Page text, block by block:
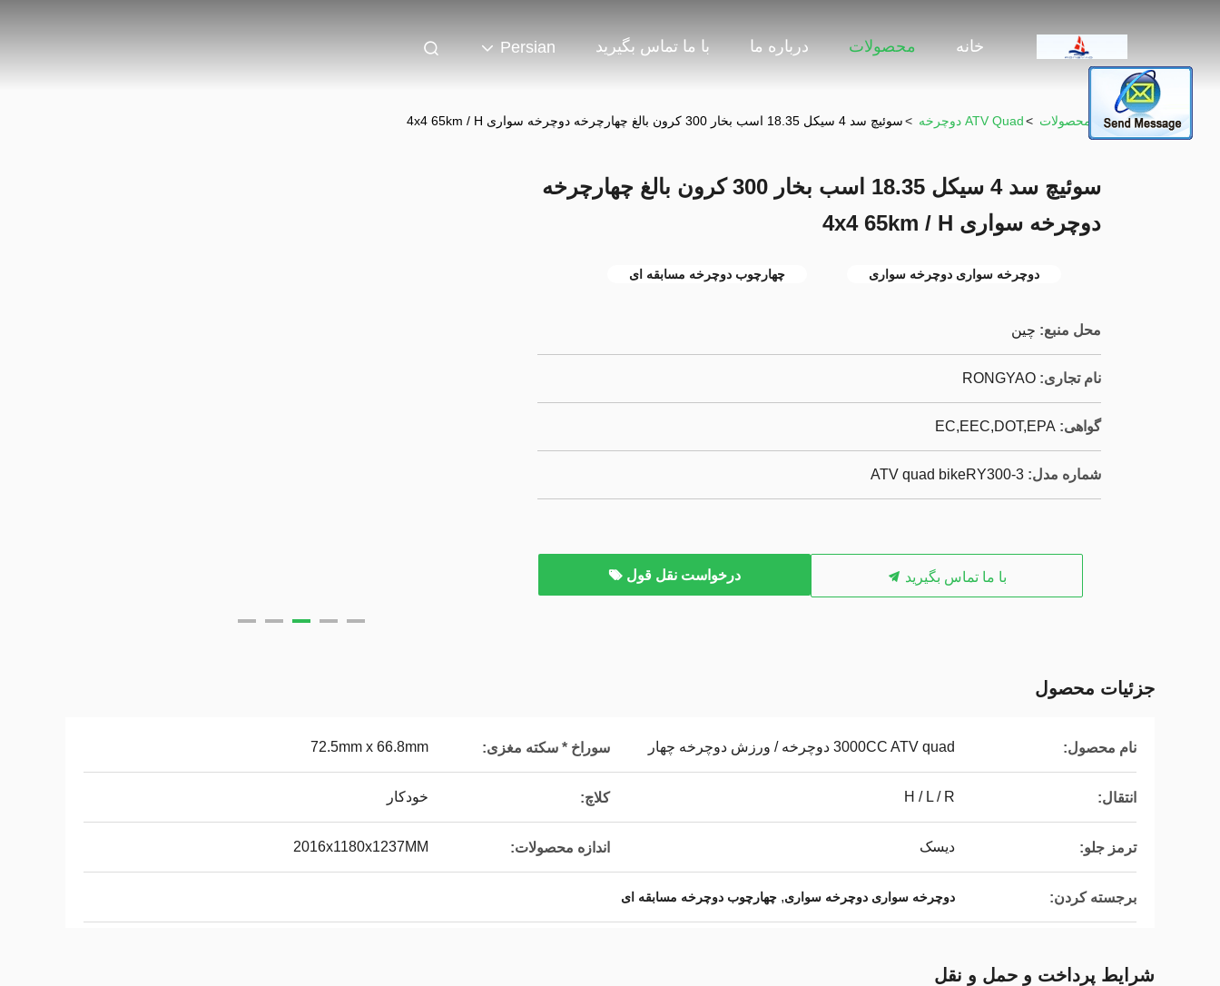
خانه محصولات درباره ما با ما تماس بگیرید Persian
خونه محصولات >ATV Quad دوچرخه >سوئیچ سد 4 سیکل 18.35 اسب بخار 300 کرون بالغ چهارچرخه دوچرخه سواری 4x4 65km / H
سوئیچ سد 4 سیکل 18.35 اسب بخار 300 کرون بالغ چهارچرخه
دوچرخه سواری 4x4 65km / H
دوچرخه سواری دوچرخه سواری چهارچوب دوچرخه مسابقه ای
محل منبع: چين
نام تجاری: RONGYAO
گواهی: EC,EEC,DOT,EPA
شماره مدل: ATV quad bikeRY300-3
با ما تماس بگیرید درخواست نقل قول
جزئیات محصول
نام محصول: 3000CC ATV quad دوچرخه / ورزش دوچرخه چهار سوراخ * سکته مغزی: 72.5mm x 66.8mm
انتقال: H / L / R کلاچ: خودکار
ترمز جلو: دیسک اندازه محصولات: 2016x1180x1237MM
برجسته کردن: دوچرخه سواری دوچرخه سواری, چهارچوب دوچرخه مسابقه ای
شرایط پرداخت و حمل و نقل